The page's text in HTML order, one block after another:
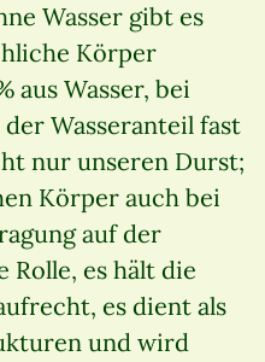
Wasser gibt es
Körper
aus Wasser, bei
Wasseranteil fast
nur unseren Durst;
Körper auch bei
auf der
Rolle, es hält die
es dient als
und wird